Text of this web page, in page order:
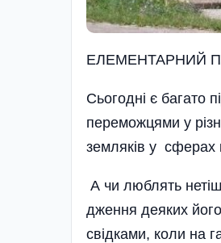
ЕЛЕМЕНТАРНИЙ
Сьогодні є багато
переможцями у
земляків у сферах
А чи люблять
дження деяких
свідками, коли на